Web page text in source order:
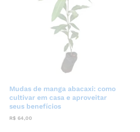
Mudas de manga abacaxi: como
cultivar em casa e aproveitar
seus benefícios
R$ 64,00